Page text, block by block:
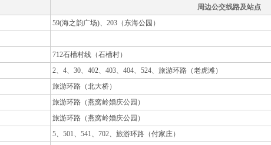
周边公交线路及站点
59(海之韵广场)、203（东海公园）
712石槽村线（石槽村）
2、4、30、402、403、404、524、旅游环路（老虎滩）
旅游环路（北大桥）
旅游环路（燕窝岭婚庆公园）
旅游环路（燕窝岭婚庆公园）
5、501、541、702、旅游环路（付家庄）